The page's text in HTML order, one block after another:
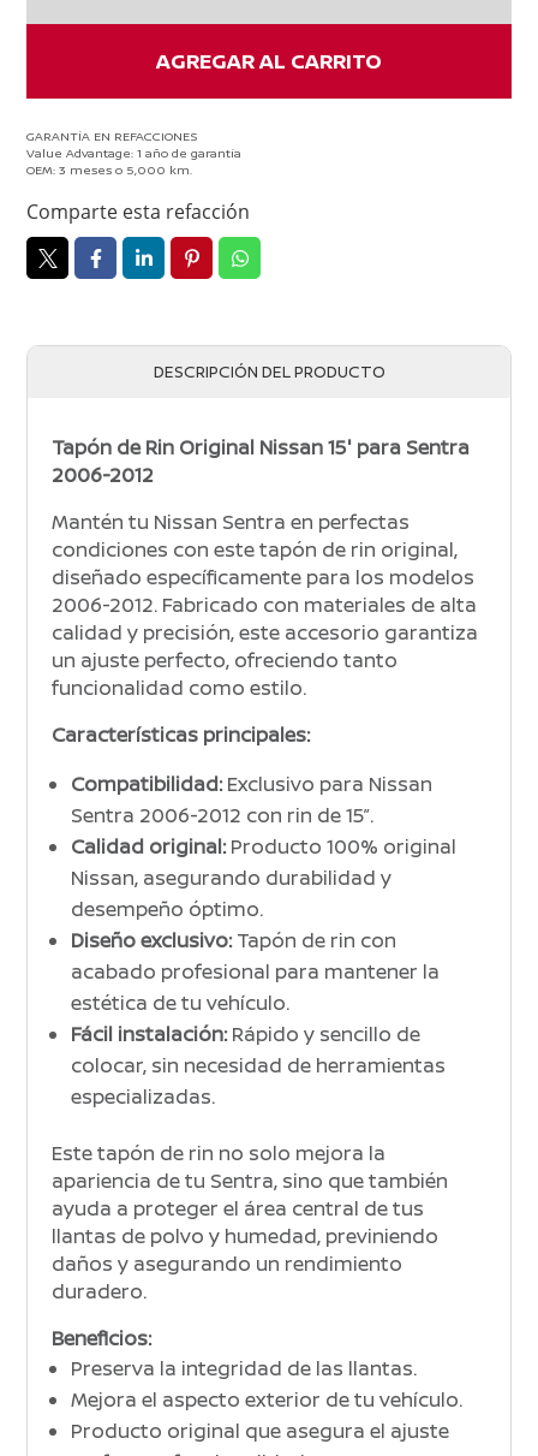
15
2012
Original
AGREGAR AL CARRITO
GARANTÍA EN REFACCIONES
Value Advantage: 1 año de garantía
OEM: 3 meses o 5,000 km.
Comparte esta refacción
DESCRIPCIÓN DEL PRODUCTO
Tapón de Rin Original Nissan 15″ para Sentra
2006-2012
Mantén tu Nissan Sentra en perfectas
condiciones con este tapón de rin original,
diseñado específicamente para los modelos
2006-2012. Fabricado con materiales de alta
calidad y precisión, este accesorio garantiza
un ajuste perfecto, ofreciendo tanto
funcionalidad como estilo.
Características principales:
Compatibilidad:Exclusivo para Nissan
Sentra 2006-2012 con rin de 15”.
Calidad original:Producto 100% original
Nissan, asegurando durabilidad y
desempeño óptimo.
Diseño exclusivo:Tapón de rin con
acabado profesional para mantener la
estética de tu vehículo.
Fácil instalación:Rápido y sencillo de
colocar, sin necesidad de herramientas
especializadas.
Este tapón de rin no solo mejora la
apariencia de tu Sentra, sino que también
ayuda a proteger el área central de tus
llantas de polvo y humedad, previniendo
daños y asegurando un rendimiento
duradero.
Beneficios:
Preserva la integridad de las llantas.
Mejora el aspecto exterior de tu vehículo.
Producto original que asegura el ajuste